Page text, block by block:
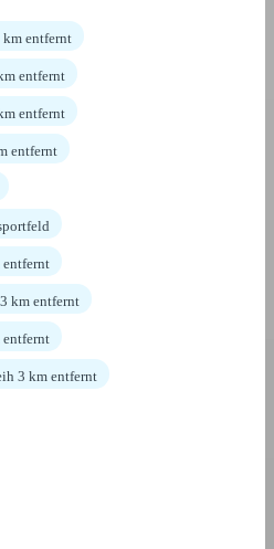
entfernt
entfernt
entfernt
entfernt
entfernt
km entfernt
entfernt
3 km entfernt